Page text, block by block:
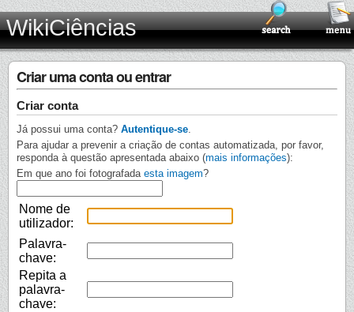
WikiCiências
Criar uma conta ou entrar
Criar conta
Já possui uma conta? Autentique-se
Para ajudar a prevenir a criação de contas automatizada, por favor,
responda à questão apresentada abaixo (mais informações):
Em que ano foi fotografada esta imagem?
Nome de
utilizador:
Palavra-
chave:
Repita a
palavra-
chave: